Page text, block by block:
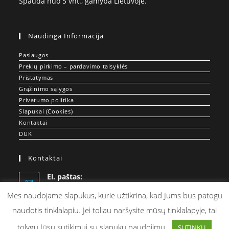
Naudinga Informacija
Paslaugos
Prekių pirkimo – pardavimo taisyklės
Pristatymas
Grąžinimo sąlygos
Privatumo politika
Slapukai (Cookies)
Kontaktai
DUK
Kontaktai
El. paštas:
in
application
Mes naudojame slapukus, kurie užtikrina, kad Jums bus patogu
naudotis tinklalapiu. Jei toliau naršysite mūsų tinklalapyje, tai
tolygu Jūsų sutikimui su slapukų naudojimu.